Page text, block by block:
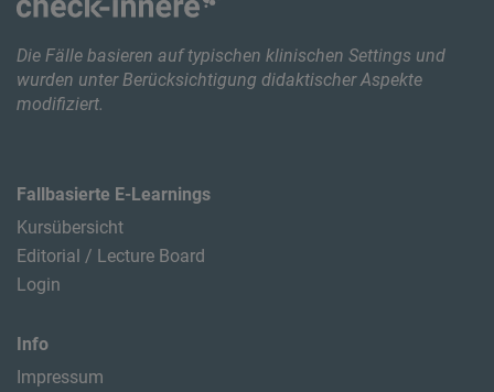
Die Fälle basieren auf typischen klinischen Settings und
wurden unter Berücksichtigung didaktischer Aspekte
modifiziert.
Fallbasierte E-Learnings
Kursübersicht
Editorial / Lecture Board
Login
Info
Impressum